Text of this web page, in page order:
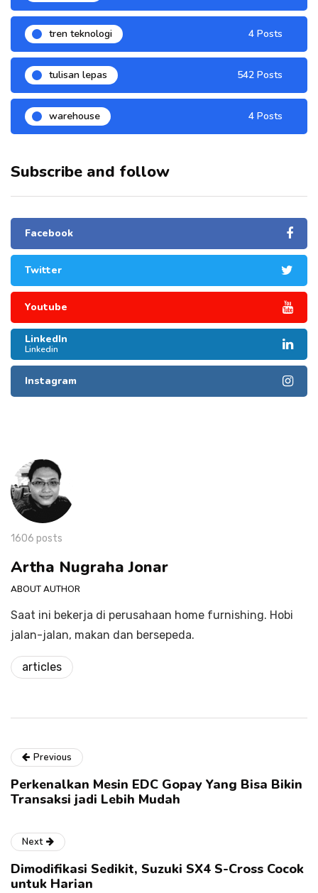
tren teknologi 4 Posts
tulisan lepas 542 Posts
warehouse 4 Posts
Subscribe and follow
Facebook
Twitter
Youtube
LinkedIn
Linkedin
Instagram
1606 posts
Artha Nugraha Jonar
ABOUT AUTHOR
Saat ini bekerja di perusahaan home furnishing. Hobi
jalan-jalan, makan dan bersepeda.
articles
Previous
Perkenalkan Mesin EDC Gopay Yang Bisa Bikin
Transaksi jadi Lebih Mudah
Next
Dimodifikasi Sedikit, Suzuki SX4 S-Cross Cocok
untuk Harian